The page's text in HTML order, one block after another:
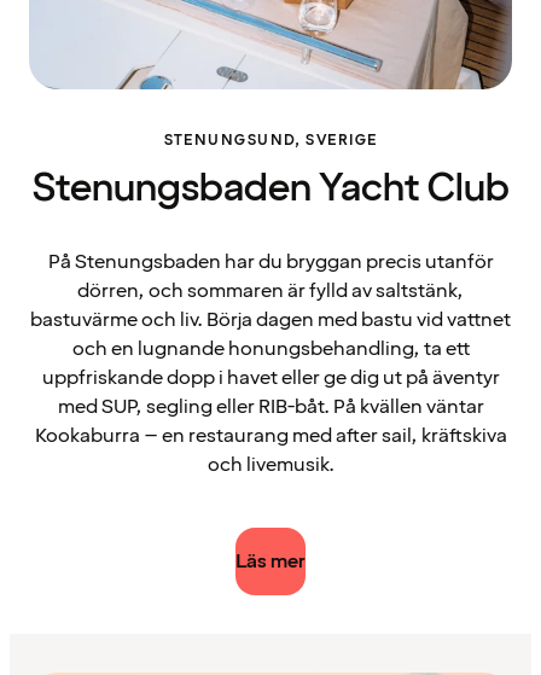
STENUNGSUND, SVERIGE
Stenungsbaden Yacht Club
På Stenungsbaden har du bryggan precis utanför
dörren, och sommaren är fylld av saltstänk,
bastuvärme och liv. Börja dagen med bastu vid vattnet
och en lugnande honungsbehandling, ta ett
uppfriskande dopp i havet eller ge dig ut på äventyr
med SUP, segling eller RIB-båt. På kvällen väntar
Kookaburra – en restaurang med after sail, kräftskiva
och livemusik.
Läs mer